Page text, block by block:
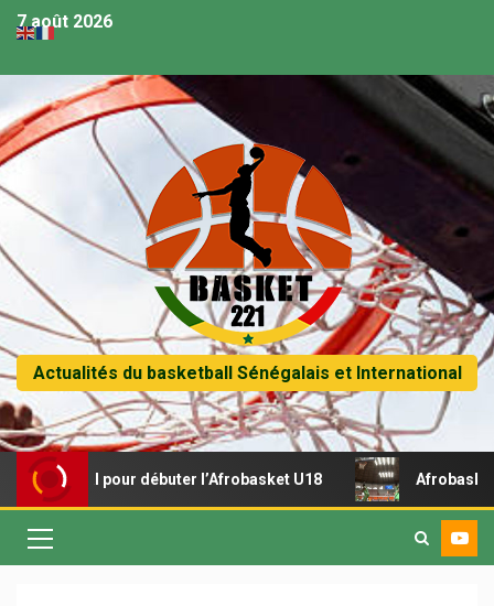
7 août 2026
Actualités du basketball Sénégalais et International
pour débuter l’Afrobasket U18 Afrobasket U18 –